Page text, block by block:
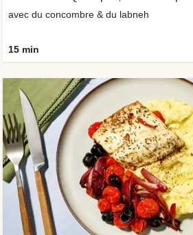
avec du concombre & du labneh
15 min